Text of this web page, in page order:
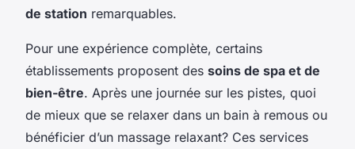
de station remarquables.
Pour une expérience complète, certains
établissements proposent des soins de spa et de
bien-être. Après une journée sur les pistes, quoi
de mieux que se relaxer dans un bain à remous ou
bénéficier d’un massage relaxant? Ces services